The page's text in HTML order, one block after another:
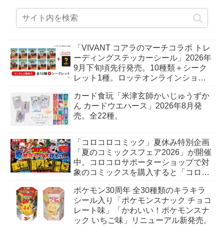
「VIVANT コアラのマーチコラボ トレ
ーディングステッカーシール」2026年
9月下旬頃先行発売。10種類＋シーク
レット1種。ロッテオンラインショッ
カード食玩「米津玄師かいじゅうずか
ん カードウエハース」2026年8月発
売。全22種。
「コロコロコミック」夏休み特別企画
「夏のコミックスフェア2026」が開催
中。コロコロサポーターショップで対
象のコミックスを購入すると「コロコ
全7種。
ポケモン30周年 全30種類のキラキラ
シール入り「ポケモンスナック チョコ
レート味」「かわいい！ポケモンスナ
ック いちご味」リニューアル新発売。